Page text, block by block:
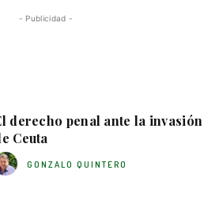
- Publicidad -
derecho penal ante la invasión
Ceuta
GONZALO QUINTERO